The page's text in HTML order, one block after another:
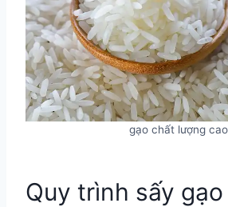
gạo chất lượng cao
Quy trình sấy gạo